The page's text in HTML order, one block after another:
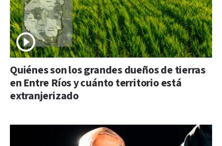
Quiénes son los grandes dueños de tierras
en Entre Ríos y cuánto territorio está
extranjerizado